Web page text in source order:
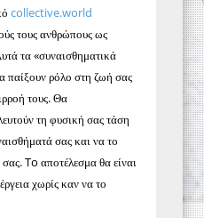
collective.world
τους ανθρώπους ως
τα«συναισθηματικά
παίξουν ρόλο στη ζωή σας
τους. Θα
τη φυσική σας τάση
σας και να το
To αποτέλεσμα θα είναι
χωρίς καν να το